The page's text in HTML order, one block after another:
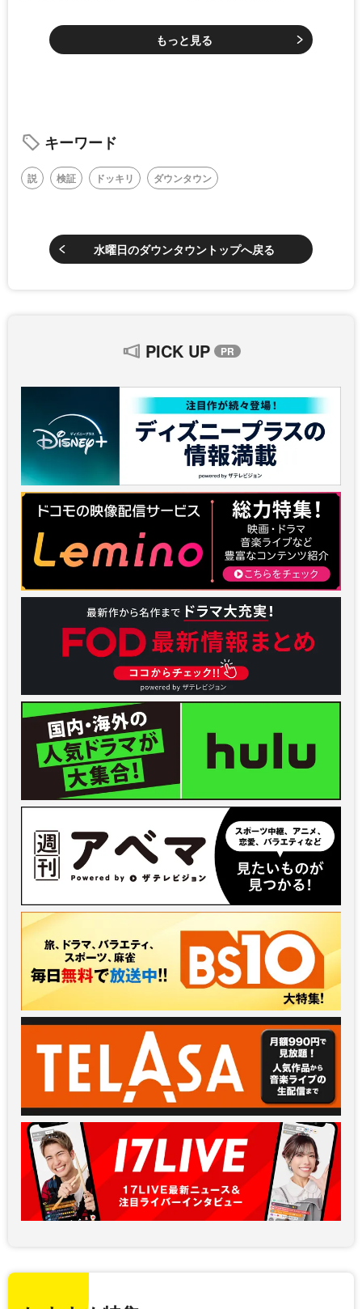
もっと見る
キーワード
説 検証 ドッキリ ダウンタウン
水曜日のダウンタウントップへ戻る
PICK UP